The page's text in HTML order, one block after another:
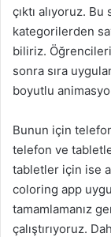
çıktı alıyoruz.
kategorilerden
biliriz.
sonra sıra
boyutlu
Bunun için
telefon ve
tabletler için ise
coloring app
tamamlamanız
çalıştırıyoruz.